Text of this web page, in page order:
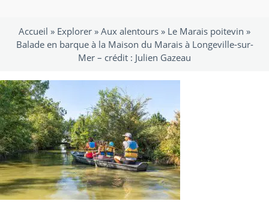
Accueil » Explorer » Aux alentours » Le Marais poitevin »
Balade en barque à la Maison du Marais à Longeville-sur-
Mer – crédit : Julien Gazeau